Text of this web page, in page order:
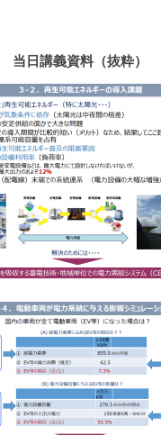
当日講義資料（抜粋）